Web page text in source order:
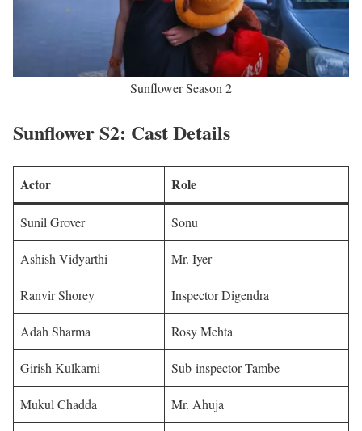
Sunflower Season 2
Sunflower S2: Cast Details
Actor Role
Sunil Grover Sonu
Ashish Vidyarthi Mr. Iyer
Ranvir Shorey Inspector Digendra
Adah Sharma Rosy Mehta
Girish Kulkarni Sub-inspector Tambe
Mukul Chadda Mr. Ahuja